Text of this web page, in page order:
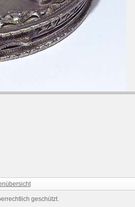
geschützt.